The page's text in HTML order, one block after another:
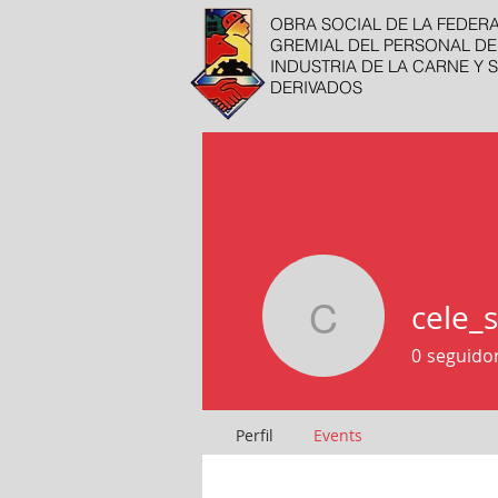
OBRA SOCIAL DE LA
GREMIAL DEL PERSONAL
INDUSTRIA DE LA CARNE Y
DERIVADOS
0
Perfil Events